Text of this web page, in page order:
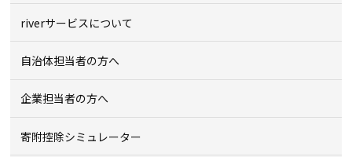
riverサービスについて
自治体担当者の方へ
企業担当者の方へ
寄附控除シミュレーター